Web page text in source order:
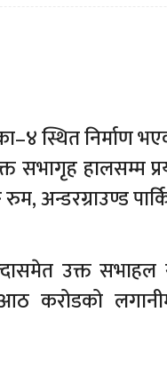
स्थित निर्माण
सभागृह
अन्डरग्राउण्ड
उक्त
करोडको